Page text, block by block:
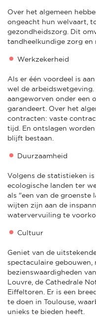
Over het algemeen
ongeacht hun welvaart,
gezondheidszorg. Dit
tandheelkundige zorg en
Werkzekerheid
Als er één voordeel is
wel de
aangeworven onder een
garandeert. Over het
contracten: vaste
tijd. En ontslagen
blijft bestaan.
Duurzaamheid
Volgens de statistieken is
ecologische landen ter
als "een van de groenste
wijten zijn aan de
watervervuiling te
Cultuur
Geniet van de
spectaculaire gebouwen,
bezienswaardigheden
Louvre, de Cathedrale
Eiffeltoren. Er is een
te doen in Toulouse,
unieks te bieden heeft.